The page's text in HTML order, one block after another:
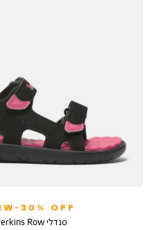
30% OFF
סנדלי Perkins Row